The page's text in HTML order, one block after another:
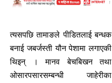
त्यसपछि तामाङले पीडितलाई बन्धक
बनाई जबर्जस्ती यौन पेशामा लगाएकी
थिइन् । मानव बेचबिखन तथा
ओसारपसारसम्बन्धी जाहेरीका